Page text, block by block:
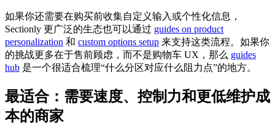
如果你还需要在购买前收集自定义输入或个性化信息，
Sectionly 更广泛的生态也可以通过 guides on product
personalization 和 custom options setup 来支持这类流程。如果你
的挑战更多在于售前顾虑，而不是购物车 UX，那么 guides
hub 是一个很适合梳理“什么分区对应什么阻力点”的地方。
最适合：需要速度、控制力和更低维护成
本的商家